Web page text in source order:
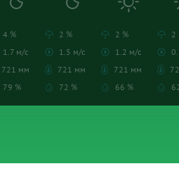
4 %
1.7 м/с
721 мм
79 %
2 %
1.5 м/с
721 мм
72 %
2 %
1.2 м/с
721 мм
66 %
2